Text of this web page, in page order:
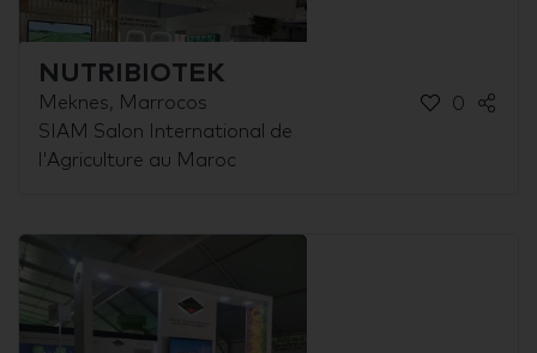
NUTRIBIOTEK
Meknes, Marrocos
SIAM Salon International de
l'Agriculture au Maroc
0